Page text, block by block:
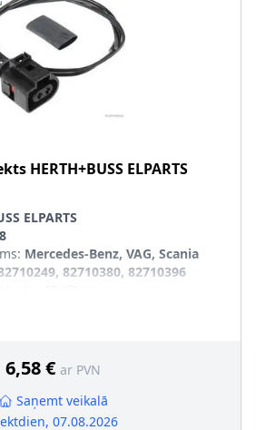
HERTH+BUSS ELPARTS
ELPARTS
: Mercedes-Benz, VAG, Scania
82710380, 82710396
2
info 2: ar vadu
:Plakana kontaktligzda
:2,8
6,58 € ar PVN
Saņemt veikalā
07.08.2026